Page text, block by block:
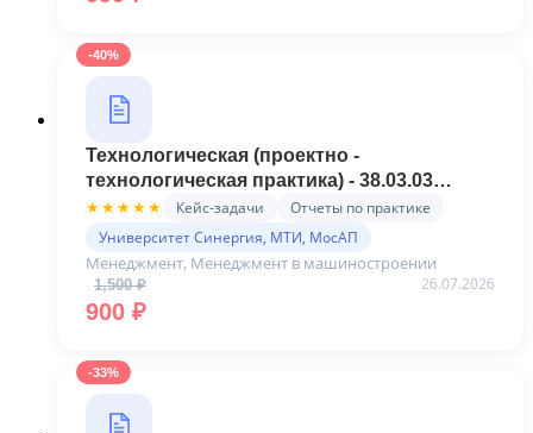
-40%
Технологическая (проектно -
технологическая практика) - 38.03.03
Управление персоналом. Менеджмент в
машиностроении (Синергия)
★★★★★ Кейс-задачи
Отчеты по практике
Университет Синергия, МТИ, МосАП
Менеджмент, Менеджмент в машиностроении
1,500₽
Первоначальная цена составляла 1,500 ₽.
900 ₽Текущая цена: 900 ₽.
26.07.2026
-33%